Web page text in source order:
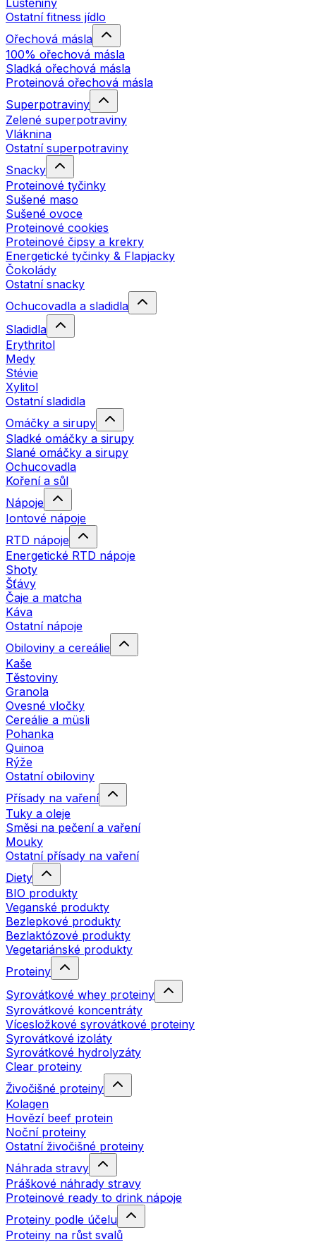
Luštěniny
Ostatní fitness jídlo
Ořechová másla
100% ořechová másla
Sladká ořechová másla
Proteinová ořechová másla
Superpotraviny
Zelené superpotraviny
Vláknina
Ostatní superpotraviny
Snacky
Proteinové tyčinky
Sušené maso
Sušené ovoce
Proteinové cookies
Proteinové čipsy a krekry
Energetické tyčinky & Flapjacky
Čokolády
Ostatní snacky
Ochucovadla a sladidla
Sladidla
Erythritol
Medy
Stévie
Xylitol
Ostatní sladidla
Omáčky a sirupy
Sladké omáčky a sirupy
Slané omáčky a sirupy
Ochucovadla
Koření a sůl
Nápoje
Iontové nápoje
RTD nápoje
Energetické RTD nápoje
Shoty
Šťávy
Čaje a matcha
Káva
Ostatní nápoje
Obiloviny a cereálie
Kaše
Těstoviny
Granola
Ovesné vločky
Cereálie a müsli
Pohanka
Quinoa
Rýže
Ostatní obiloviny
Přísady na vaření
Tuky a oleje
Směsi na pečení a vaření
Mouky
Ostatní přísady na vaření
Diety
BIO produkty
Veganské produkty
Bezlepkové produkty
Bezlaktózové produkty
Vegetariánské produkty
Proteiny
Syrovátkové whey proteiny
Syrovátkové koncentráty
Vícesložkové syrovátkové proteiny
Syrovátkové izoláty
Syrovátkové hydrolyzáty
Clear proteiny
Živočišné proteiny
Kolagen
Hovězí beef protein
Noční proteiny
Ostatní živočišné proteiny
Náhrada stravy
Práškové náhrady stravy
Proteinové ready to drink nápoje
Proteiny podle účelu
Proteiny na růst svalů